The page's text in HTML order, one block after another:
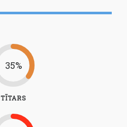
35%
TĪTARS